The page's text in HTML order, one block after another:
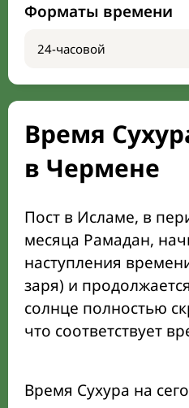
Форматы времени
Время
в Чермене
Пост в Исламе, в
месяца Рамадан,
наступления
заря) и
солнце полностью
что соответствует
Время Сухура на